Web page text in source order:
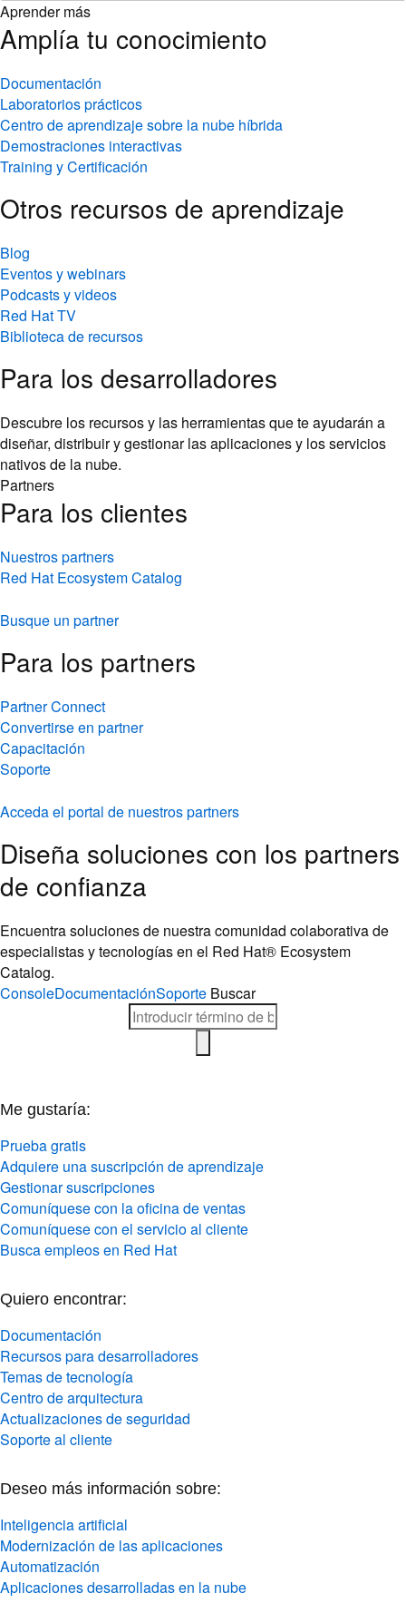
Aprender más
Amplía tu conocimiento
Documentación
Laboratorios prácticos
Centro de aprendizaje sobre la nube híbrida
Demostraciones interactivas
Training y Certificación
Otros recursos de aprendizaje
Blog
Eventos y webinars
Podcasts y videos
Red Hat TV
Biblioteca de recursos
Para los desarrolladores
Descubre los recursos y las herramientas que te ayudarán a
diseñar, distribuir y gestionar las aplicaciones y los servicios
nativos de la nube.
Partners
Para los clientes
Nuestros partners
Red Hat Ecosystem Catalog
Busque un partner
Para los partners
Partner Connect
Convertirse en partner
Capacitación
Soporte
Acceda el portal de nuestros partners
Diseña soluciones con los partners
de confianza
Encuentra soluciones de nuestra comunidad colaborativa de
especialistas y tecnologías en el Red Hat® Ecosystem
Catalog.
ConsoleDocumentaciónSoporte Buscar
Me gustaría:
Prueba gratis
Adquiere una suscripción de aprendizaje
Gestionar suscripciones
Comuníquese con la oficina de ventas
Comuníquese con el servicio al cliente
Busca empleos en Red Hat
Quiero encontrar:
Documentación
Recursos para desarrolladores
Temas de tecnología
Centro de arquitectura
Actualizaciones de seguridad
Soporte al cliente
Deseo más información sobre:
Inteligencia artificial
Modernización de las aplicaciones
Automatización
Aplicaciones desarrolladas en la nube